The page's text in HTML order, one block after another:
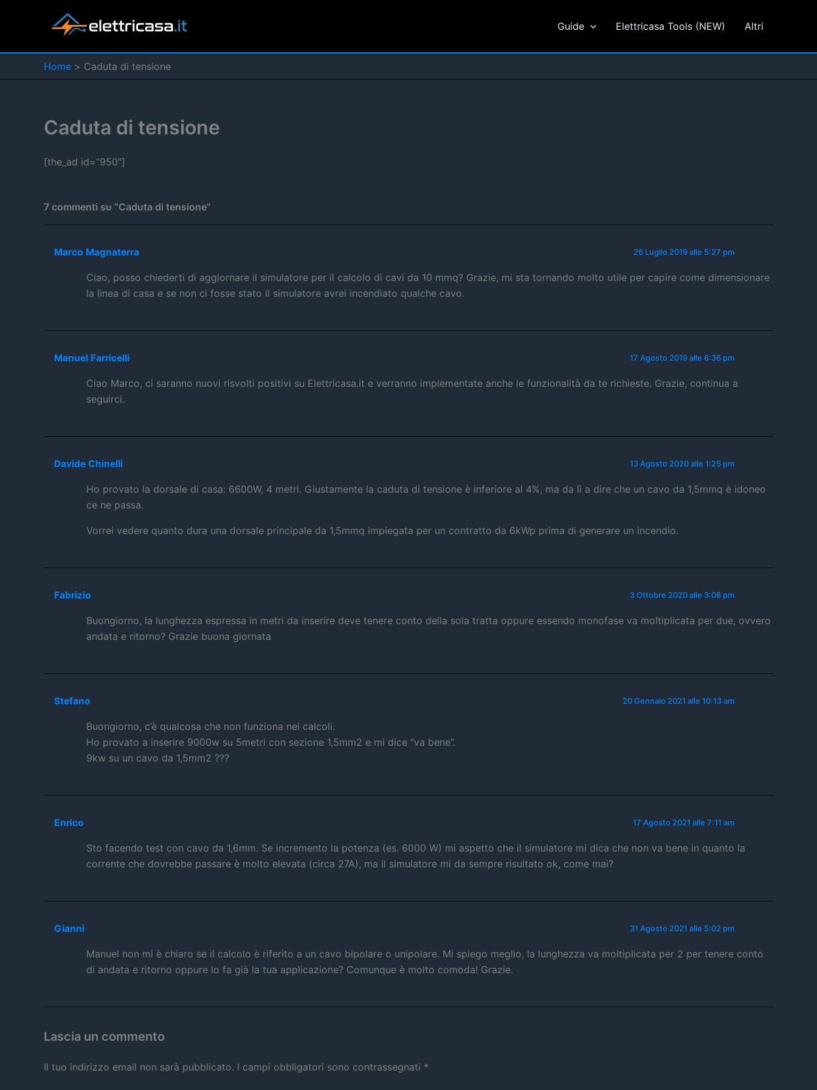
Guide Elettricasa Tools (NEW) Altri
Home Caduta di tensione
Caduta di tensione
[the_ad id=”950″]
7 commenti su “Caduta di tensione”
Marco Magnaterra 26 Luglio 2019 alle 5:27 pm
Ciao, posso chiederti di aggiornare il simulatore per il calcolo di cavi da 10 mmq? Grazie, mi sta tornando molto utile per capire come dimensionare
la linea di casa e se non ci fosse stato il simulatore avrei incendiato qualche cavo.
Manuel Farricelli 17 Agosto 2019 alle 6:36 pm
Ciao Marco, ci saranno nuovi risvolti positivi su Elettricasa.it e verranno implementate anche le funzionalità da te richieste. Grazie, continua a
seguirci.
Davide Chinelli 13 Agosto 2020 alle 1:25 pm
Ho provato la dorsale di casa: 6600W, 4 metri. Giustamente la caduta di tensione è inferiore al 4%, ma da lì a dire che un cavo da 1,5mmq è idoneo
ce ne passa.
Vorrei vedere quanto dura una dorsale principale da 1,5mmq impiegata per un contratto da 6kWp prima di generare un incendio.
Fabrizio 3 Ottobre 2020 alle 3:08 pm
Buongiorno, la lunghezza espressa in metri da inserire deve tenere conto della sola tratta oppure essendo monofase va moltiplicata per due, ovvero
andata e ritorno? Grazie buona giornata
Stefano 20 Gennaio 2021 alle 10:13 am
Buongiorno, c’è qualcosa che non funziona nei calcoli.
Ho provato a inserire 9000w su 5metri con sezione 1,5mm2 e mi dice “va bene”.
9kw su un cavo da 1,5mm2 ???
Enrico 17 Agosto 2021 alle 7:11 am
Sto facendo test con cavo da 1,6mm. Se incremento la potenza (es. 6000 W) mi aspetto che il simulatore mi dica che non va bene in quanto la
corrente che dovrebbe passare è molto elevata (circa 27A), ma il simulatore mi da sempre risultato ok, come mai?
Gianni 31 Agosto 2021 alle 5:02 pm
Manuel non mi è chiaro se il calcolo è riferito a un cavo bipolare o unipolare. Mi spiego meglio, la lunghezza va moltiplicata per 2 per tenere conto
di andata e ritorno oppure lo fa già la tua applicazione? Comunque è molto comoda! Grazie.
Lascia un commento
Il tuo indirizzo email non sarà pubblicato. I campi obbligatori sono contrassegnati *